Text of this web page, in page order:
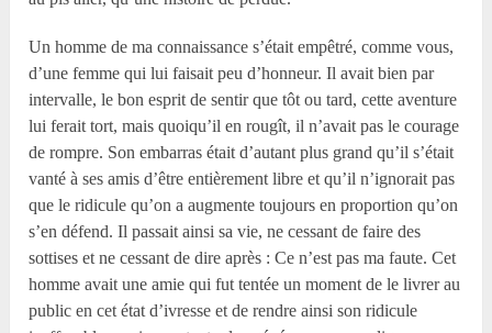
Un homme de ma connaissance s’était empêtré, comme vous,
d’une femme qui lui faisait peu d’honneur. Il avait bien par
intervalle, le bon esprit de sentir que tôt ou tard, cette aventure
lui ferait tort, mais quoiqu’il en rougît, il n’avait pas le courage
de rompre. Son embarras était d’autant plus grand qu’il s’était
vanté à ses amis d’être entièrement libre et qu’il n’ignorait pas
que le ridicule qu’on a augmente toujours en proportion qu’on
s’en défend. Il passait ainsi sa vie, ne cessant de faire des
sottises et ne cessant de dire après : Ce n’est pas ma faute. Cet
homme avait une amie qui fut tentée un moment de le livrer au
public en cet état d’ivresse et de rendre ainsi son ridicule